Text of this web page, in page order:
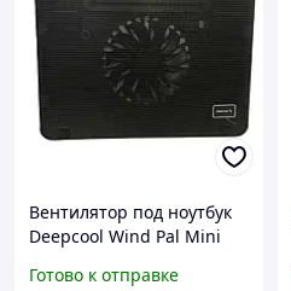
Вентилятор под ноутбук
Deepcool Wind Pal Mini
Готово к отправке